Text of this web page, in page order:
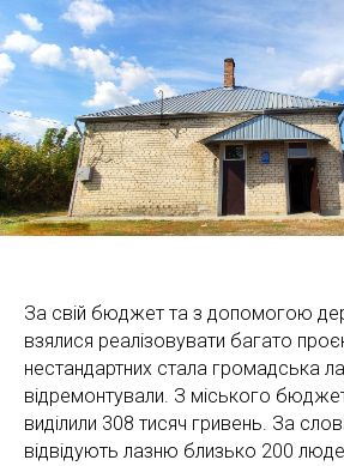
За свій бюджет та з допомогою
взялися реалізовувати багато
нестандартних стала громадська
відремонтували. З міського
виділили 308 тисяч гривень. За
відвідують лазню близько 200